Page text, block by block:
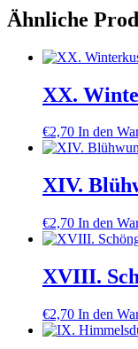
Ähnliche
XX.
€2,70 In den
XIV.
€2,70 In den
XVIII.
€2,70 In den